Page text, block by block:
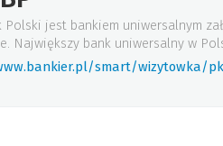
Polski jest bankiem uniwersalnym
Największy bank uniwersalny w
smart/wizytowka/